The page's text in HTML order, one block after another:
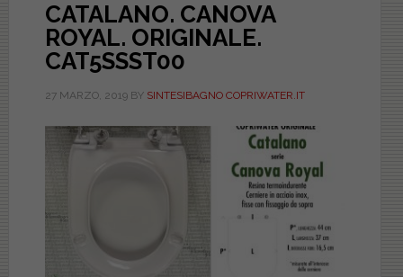
CATALANO. CANOVA
ROYAL. ORIGINALE.
CAT5SSST00
27 MARZO, 2019BY SINTESIBAGNO COPRIWATER.IT